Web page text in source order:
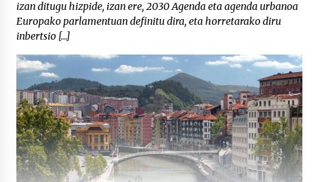
izan ditugu hizpide, izan ere, 2030 Agenda eta agenda urbanoa
Europako parlamentuan definitu dira, eta horretarako diru
inbertsio […]